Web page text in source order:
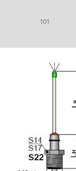
101